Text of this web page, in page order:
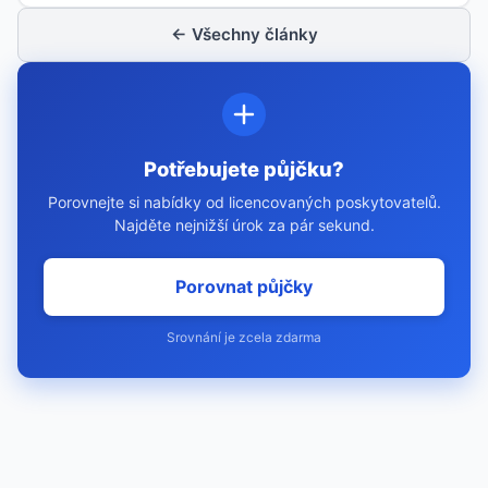
← Všechny články
Potřebujete půjčku?
Porovnejte si nabídky od licencovaných poskytovatelů.
Najděte nejnižší úrok za pár sekund.
Porovnat půjčky
Srovnání je zcela zdarma